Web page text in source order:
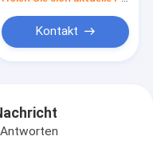
Kontakt